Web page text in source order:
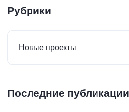
Рубрики
Новые проекты
Последние публикации